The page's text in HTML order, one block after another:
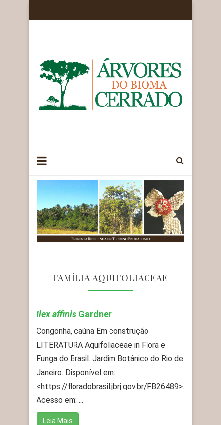
FAMÍLIA AQUIFOLIACEAE
Ilex affinis Gardner
Congonha, caúna Em construção
LITERATURA Aquifoliaceae in Flora e
Funga do Brasil. Jardim Botânico do Rio de
Janeiro. Disponível em:
<https://floradobrasil.jbrj.gov.br/FB26489>.
Acesso em: ...
Leia Mais